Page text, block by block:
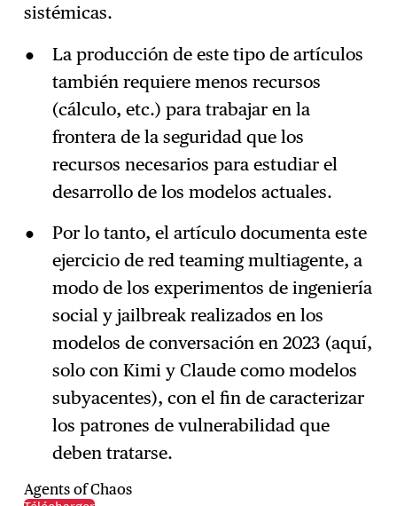
sistémicas.
La producción de este tipo de artículos
también requiere menos recursos
(cálculo, etc.) para trabajar en la
frontera de la seguridad que los
recursos necesarios para estudiar el
desarrollo de los modelos actuales.
Por lo tanto, el artículo documenta este
ejercicio de red teaming multiagente, a
modo de los experimentos de ingeniería
social y jailbreak realizados en los
modelos de conversación en 2023 (aquí,
solo con Kimi y Claude como modelos
subyacentes), con el fin de caracterizar
los patrones de vulnerabilidad que
deben tratarse.
Agents of Chaos